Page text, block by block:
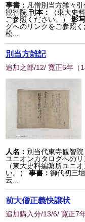
事書： 凡僧別当方雑々
観智院 刊本：
（東大史
ご参照ください。）
影
グへのリンクをご参照く
松...
別当方雑記
追加之部/12/ 寛正6年 （
人名： 別当代東寺観智
ユニオンカタログへのリ
（東大史料編纂所ユニ
い。）
事書：御代初三
云...
前大僧正義快譲状
追加購入分/13/6/ 寛正7